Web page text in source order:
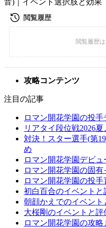
音)｜イベント選択肢と効果
攻略コンテンツ
注目の記事
ロマン開花学園の投
リアタイ段位戦2026
対決！スター選手(第
め
ロマン開花学園デビ
ロマン開花学園の固
ロマン開花学園の投
初白百合のイベントと
朝顔かえでのイベント
大桜剛のイベントと評
ロマン開花学園の攻略